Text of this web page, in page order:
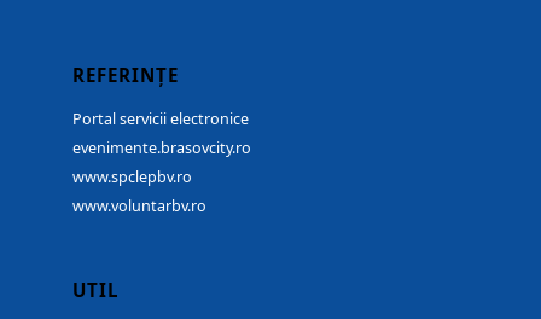
REFERINȚE
Portal servicii electronice
evenimente.brasovcity.ro
www.spclepbv.ro
www.voluntarbv.ro
UTIL